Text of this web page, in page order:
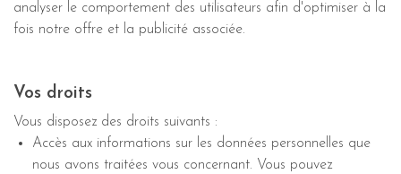
analyser le comportement des utilisateurs afin d'optimiser à la
fois notre offre et la publicité associée.
Vos droits
Vous disposez des droits suivants :
Accès aux informations sur les données personnelles que
nous avons traitées vous concernant. Vous pouvez